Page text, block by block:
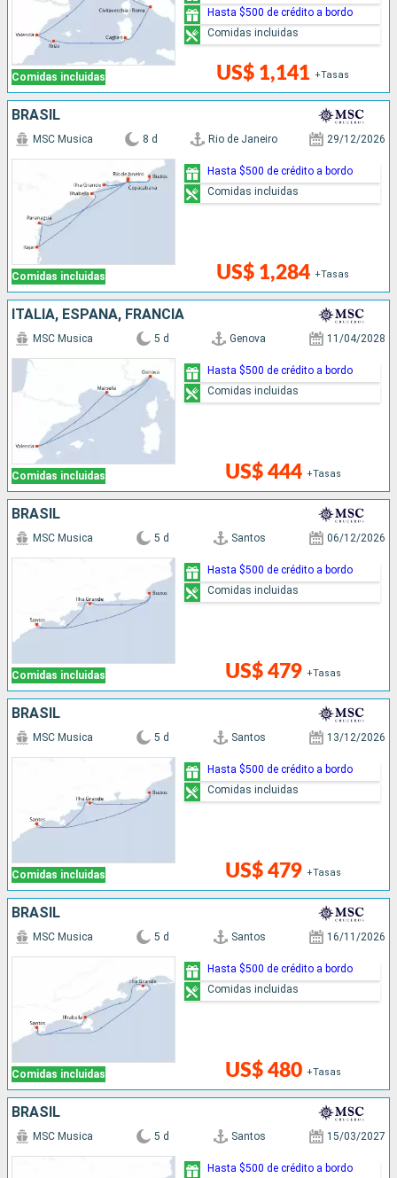
Comidas incluidas US$ 1,141 +Tasas
Hasta $500 de crédito a bordo
Comidas incluidas
BRASIL
Comidas incluidas
MSC Musica 8 d Rio de Janeiro 29/12/2026
US$ 1,284 +Tasas
Hasta $500 de crédito a bordo
Comidas incluidas
ITALIA, ESPAÑA, FRANCIA
Comidas incluidas
MSC Musica 5 d Genova 11/04/2028
US$ 444 +Tasas
Hasta $500 de crédito a bordo
Comidas incluidas
BRASIL
Comidas incluidas
MSC Musica 5 d Santos 06/12/2026
US$ 479 +Tasas
Hasta $500 de crédito a bordo
Comidas incluidas
BRASIL
Comidas incluidas
MSC Musica 5 d Santos 13/12/2026
US$ 479 +Tasas
Hasta $500 de crédito a bordo
Comidas incluidas
BRASIL
Comidas incluidas
MSC Musica 5 d Santos 16/11/2026
US$ 480 +Tasas
Hasta $500 de crédito a bordo
Comidas incluidas
BRASIL
MSC Musica 5 d Santos 15/03/2027
Hasta $500 de crédito a bordo